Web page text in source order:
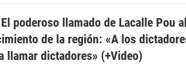
El poderoso llamado de Lacalle Pou al
de la región: «A los
llamar dictadores» (+Video)